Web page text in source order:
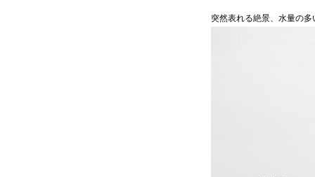
突然表れる絶景、水量の